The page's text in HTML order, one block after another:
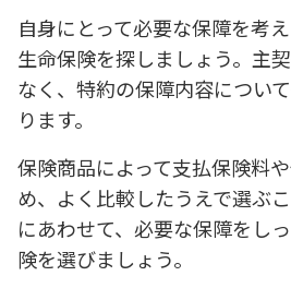
自身にとって必要な保障を考
生命保険を探しましょう。主
なく、特約の保障内容につい
ります。
保険商品によって支払保険料
め、よく比較したうえで選ぶ
にあわせて、必要な保障をし
険を選びましょう。